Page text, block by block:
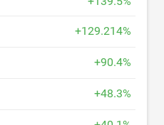
+129.214%
+90.4%
+48.3%